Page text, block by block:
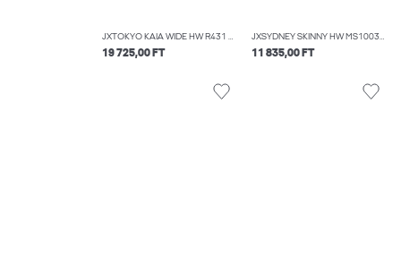
JXTOKYO KAIA WIDE HW R431 DNM
19 725,00 FT
JXSYDNEY SKINNY HW MS1003 DNM NOOS
11 835,00 FT